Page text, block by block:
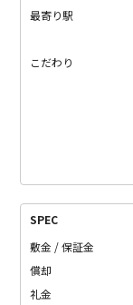
最寄り駅
こだわり
SPEC
敷金 / 保証金
償却
礼金